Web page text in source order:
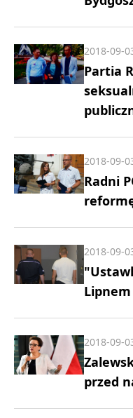
Partia
2018-09-
Radni
2018-09-
Lipnem
2018-09-
przed
2018-09-